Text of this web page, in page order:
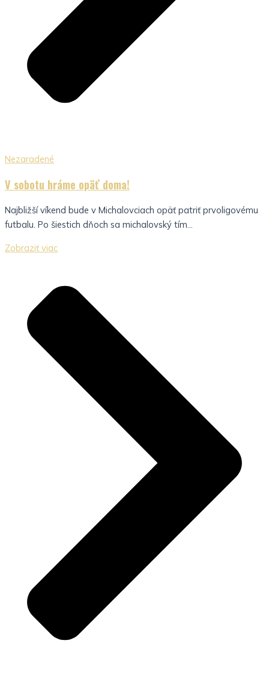
Nezaradené
V sobotu hráme opäť doma!
Najbližší víkend bude v Michalovciach opäť patriť prvoligovému
futbalu. Po šiestich dňoch sa michalovský tím...
Zobraziť viac